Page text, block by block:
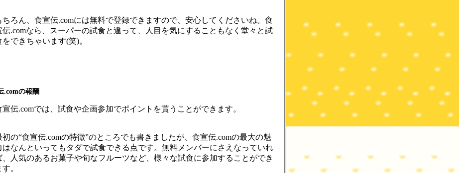
ちろん、食宣伝.comには無料で登録できますので、安心してくださいね。食
伝.comなら、スーパーの試食と違って、人目を気にすることもなく堂々と試
をできちゃいます(笑)。
.comの報酬
宣伝.comでは、試食や企画参加でポイントを貰うことができます。
初の“食宣伝.comの特徴”のところでも書きましたが、食宣伝.comの最大の魅
はなんといってもタダで試食できる点です。無料メンバーにさえなっていれ
、人気のあるお菓子や旬なフルーツなど、様々な試食に参加することができ
す。